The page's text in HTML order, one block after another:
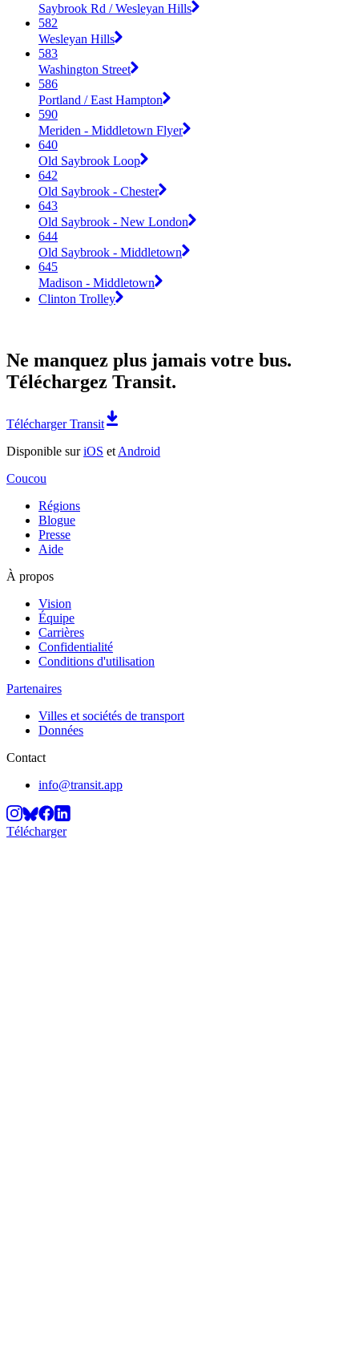
Saybrook Rd / Wesleyan Hills
582
Wesleyan Hills
583
Washington Street
586
Portland / East Hampton
590
Meriden - Middletown Flyer
640
Old Saybrook Loop
642
Old Saybrook - Chester
643
Old Saybrook - New London
644
Old Saybrook - Middletown
645
Madison - Middletown
Clinton Trolley
Ne manquez plus jamais votre bus.
Téléchargez Transit.
Télécharger Transit
Disponible suriOS et Android
Coucou
Régions
Blogue
Presse
Aide
À propos
Vision
Équipe
Carrières
Confidentialité
Conditions d'utilisation
Partenaires
Villes et sociétés de transport
Données
Contact
info@transit.app
Télécharger